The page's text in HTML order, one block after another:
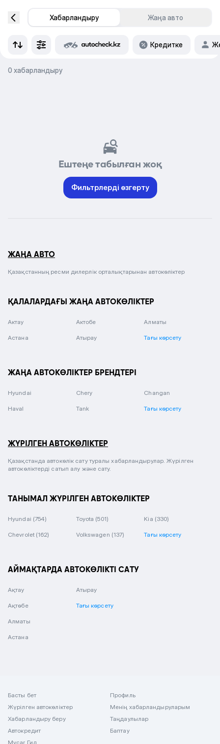
Хабарландыру Жаңа авто
Кредитке
0 хабарландыру
Ештеңе табылған жоқ
Фильтрлерді өзгерту
ЖАҢА АВТО
Қазақстанның ресми дилерлік орталықтарынан автокөліктер
ҚАЛАЛАРДАҒЫ ЖАҢА АВТОКӨЛІКТЕР
Актау Актобе Алматы
Астана Атырау Тағы көрсету
ЖАҢА АВТОКӨЛІКТЕР БРЕНДТЕРІ
Hyundai Chery Changan
Haval Tank Тағы көрсету
ЖҮРІЛГЕН АВТОКӨЛІКТЕР
Қазақстанда автокөлік сату туралы хабарландырулар. Жүрілген
автокөліктерді сатып алу және сату.
ТАНЫМАЛ ЖҮРІЛГЕН АВТОКӨЛІКТЕР
Hyundai (754) Toyota (501) Kia (330)
Chevrolet (162) Volkswagen (137) Тағы көрсету
АЙМАҚТАРДА АВТОКӨЛІКТІ САТУ
Ақтау
Ақтөбе
Алматы
Астана
Атырау
Тағы көрсету
Басты бет
Жүрілген автокөліктер
Хабарландыру беру
Автокредит
Mycar Гид
Профиль
Менің хабарландыруларым
Таңдаулылар
Баптау